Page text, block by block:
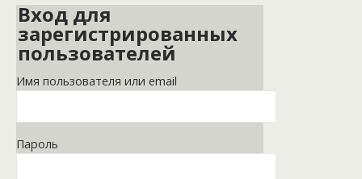
Вход для
зарегистрированных
пользователей
Имя пользователя или email
Пароль